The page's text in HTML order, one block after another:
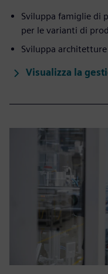
Sviluppa famiglie di
per le varianti di
Sviluppa
Visualizza la